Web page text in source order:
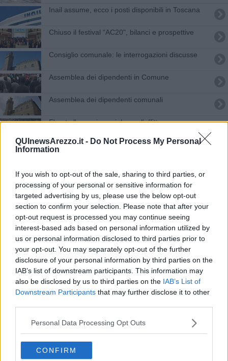
QUInewsArezzo.it - Do Not Process My Personal
Information
If you wish to opt-out of the sale, sharing to third parties, or
processing of your personal or sensitive information for
targeted advertising by us, please use the below opt-out
section to confirm your selection. Please note that after your
opt-out request is processed you may continue seeing
interest-based ads based on personal information utilized by
us or personal information disclosed to third parties prior to
your opt-out. You may separately opt-out of the further
disclosure of your personal information by third parties on the
IAB’s list of downstream participants. This information may
also be disclosed by us to third parties on the IAB’s List of
Downstream Participants that may further disclose it to other
Personal Data Processing Opt Outs
CONFIRM
Inail assume, ecco i posti disponibili in Toscana
Chiuso il festival ​“AC20", bilanci e prospettive
Consiglio comunale: le interrogazioni discusse
Assemblea dei dipendenti in Comune
Assemblea dei dipendenti comunali
E' nata l'agenzia sociale per l'affitto
​Donati (Scelgo Arezzo) sfida la burocrazia
Bando snobbato, "Un'opportunità persa"
Assunzioni sopra i livelli pre-pandemia
Nell'Aretino 200 famiglie nell'incubo sfratto
Info attraverso l'AppIO per 50 servizi comunali
"Occhio ai furbi", ad Arezzo dilaga l'abusivismo
Proroga per il progetto ADA
Un bando per rilanciare le periferie urbane